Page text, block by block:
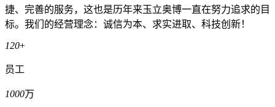
捷、完善的服务，这也是历年来玉立奥博一直在努力追求的目
标。我们的经营理念：诚信为本、求实进取、科技创新！
120+
员工
1000万